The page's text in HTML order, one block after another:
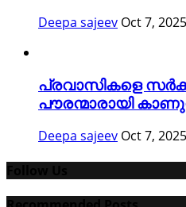
Deepa sajeev Oct 7, 2025
പ്രവാസികളെ
പൗരന്മാരായി
Deepa sajeev Oct 7, 2025